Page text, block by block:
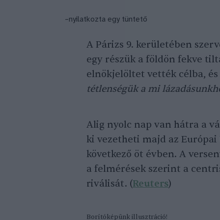
–nyilatkozta egy tüntető
A Párizs 9. kerületében
egy részük a földön fekve
elnökjelöltet vették célba,
tétlenségük a mi
Alig nyolc nap van hátra a
ki vezetheti majd az Európai
következő öt évben. A
a felmérések szerint a
riválisát. (Reuters)
Borítóképünk illusztráció!